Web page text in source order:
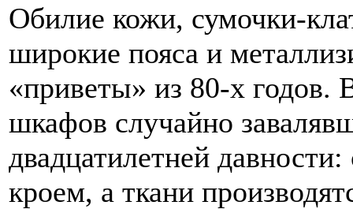
Обилие кожи, сумочки-
широкие пояса и
«приветы» из 80-х годов.
шкафов случайно
двадцатилетней
кроем, а ткани